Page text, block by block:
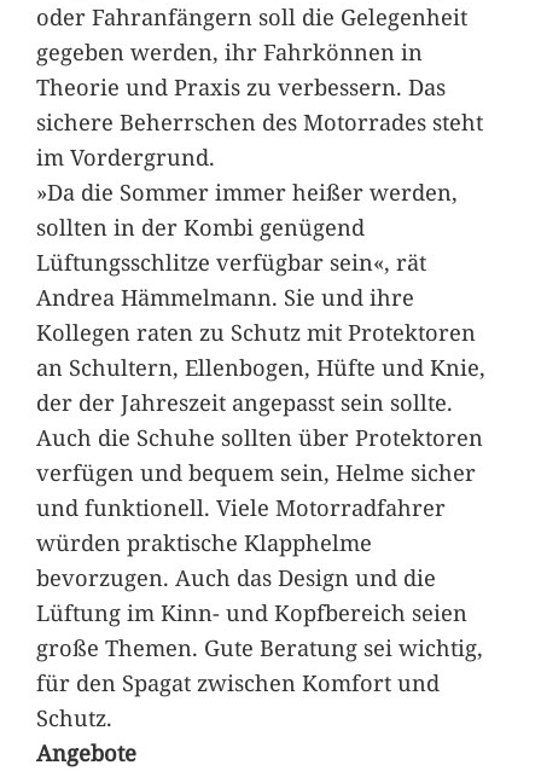
oder Fahranfängern soll die Gelegenheit
gegeben werden, ihr Fahrkönnen in
Theorie und Praxis zu verbessern. Das
sichere Beherrschen des Motorrades steht
im Vordergrund.
»Da die Sommer immer heißer werden,
sollten in der Kombi genügend
Lüftungsschlitze verfügbar sein«, rät
Andrea Hämmelmann. Sie und ihre
Kollegen raten zu Schutz mit Protektoren
an Schultern, Ellenbogen, Hüfte und Knie,
der der Jahreszeit angepasst sein sollte.
Auch die Schuhe sollten über Protektoren
verfügen und bequem sein, Helme sicher
und funktionell. Viele Motorradfahrer
würden praktische Klapphelme
bevorzugen. Auch das Design und die
Lüftung im Kinn- und Kopfbereich seien
große Themen. Gute Beratung sei wichtig,
für den Spagat zwischen Komfort und
Schutz.
Angebote